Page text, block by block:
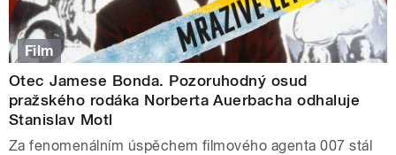
Film
Otec Jamese Bonda. Pozoruhodný osud
pražského rodáka Norberta Auerbacha odhaluje
Stanislav Motl
Za fenomenálním úspěchem filmového agenta 007 stál